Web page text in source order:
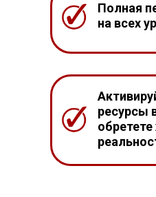
ресурсы
Полная
на всех